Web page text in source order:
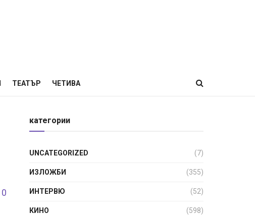
ТЕАТЪР ЧЕТИВА
0
категории
UNCATEGORIZED (7)
ИЗЛОЖБИ (355)
ИНТЕРВЮ (52)
КИНО (598)